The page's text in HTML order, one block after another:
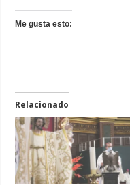
Me gusta esto:
Relacionado